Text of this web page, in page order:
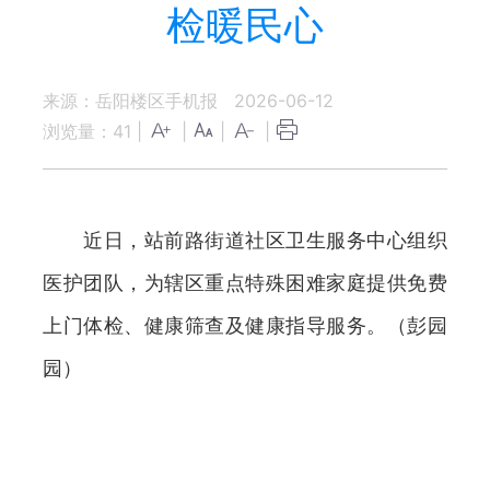
检暖民心
来源：岳阳楼区手机报
2026-06-12
浏览量： 41
近日，站前路街道社区卫生服务中心组织
医护团队，为辖区重点特殊困难家庭提供免费
上门体检、健康筛查及健康指导服务。（彭园
园）